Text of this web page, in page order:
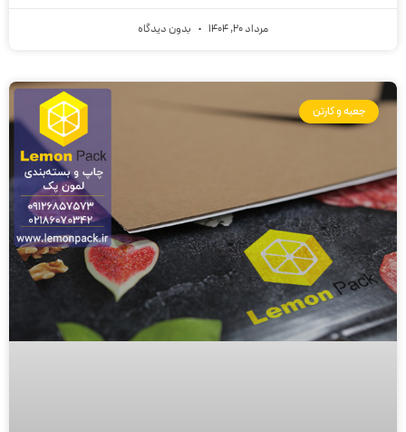
مرداد 20, 1404 بدون دیدگاه
جعبه و کارتن